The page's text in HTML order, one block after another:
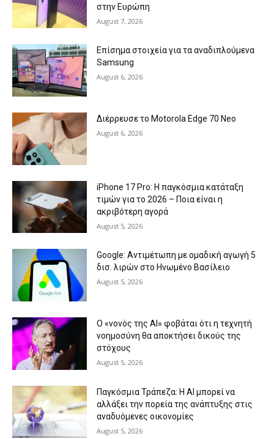
στην Ευρώπη
August 7, 2026
Επίσημα στοιχεία για τα αναδιπλούμενα
Samsung
August 6, 2026
Διέρρευσε το Motorola Edge 70 Neo
August 6, 2026
iPhone 17 Pro: Η παγκόσμια κατάταξη
τιμών για το 2026 – Ποια είναι η
ακριβότερη αγορά
August 5, 2026
Google: Αντιμέτωπη με ομαδική αγωγή 5
δισ. λιρών στο Ηνωμένο Βασίλειο
August 5, 2026
Ο «νονός της AI» φοβάται ότι η τεχνητή
νοημοσύνη θα αποκτήσει δικούς της
στόχους
August 5, 2026
Παγκόσμια Τράπεζα: Η AI μπορεί να
αλλάξει την πορεία της ανάπτυξης στις
αναδυόμενες οικονομίες
August 5, 2026